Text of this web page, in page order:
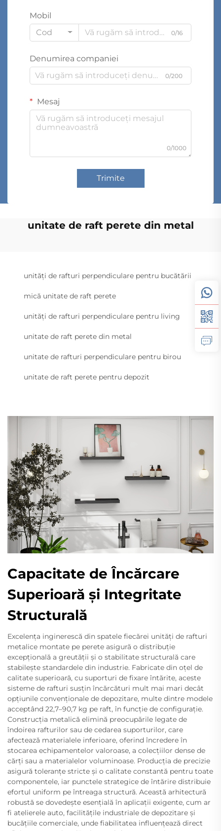
Mobil
Cod
0/16
Denumirea companiei
0/200
Mesaj
0/1000
Trimite
unitate de raft perete din metal
unități de rafturi perpendiculare pentru bucătării
mică unitate de raft perete
unități de rafturi perpendiculare pentru living
unitate de raft perete din metal
unitate de rafturi perpendiculare pentru birou
unitate de raft perete pentru depozit
Capacitate de Încărcare
Superioară și Integritate
Structurală
Excelența inginerescă din spatele fiecărei unități de rafturi
metalice montate pe perete asigură o distribuție
excepțională a greutății și o stabilitate structurală care
stabilește standardele din industrie. Fabricate din oțel de
calitate superioară, cu suporturi de fixare întărite, aceste
sisteme de rafturi susțin încărcături mult mai mari decât
opțiunile convenționale de depozitare, multe dintre modele
acceptând 22,7–90,7 kg pe raft, în funcție de configurație.
Construcția metalică elimină preocupările legate de
îndoirea rafturilor sau de cedarea suporturilor, care
afectează materialele inferioare, oferind încredere în
stocarea echipamentelor valoroase, a colecțiilor dense de
cărți sau a materialelor voluminoase. Producția de precizie
asigură toleranțe stricte și o calitate constantă pentru toate
componentele, iar punctele strategice de întărire distribuie
efortul uniform pe întreaga structură. Această arhitectură
robustă se dovedește esențială în aplicații exigente, cum ar
fi atelierele auto, facilitățile industriale de depozitare și
bucățiile comerciale, unde fiabilitatea influențează direct